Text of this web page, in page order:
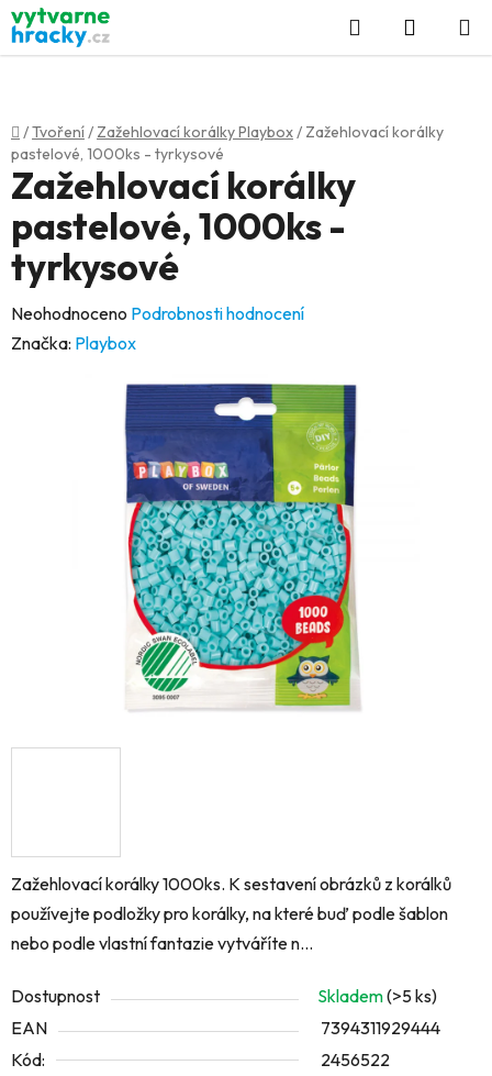
Přejít
na
obsah
Hledat
KOŠÍK
Domů
/Tvoření/ Zažehlovací korálky Playbox/ Zažehlovací korálky
pastelové, 1000ks - tyrkysové
Zažehlovací korálky 1000ks. K sestavení obrázků z korálků
používejte podložky pro korálky, na které buď podle šablon
nebo podle vlastní fantazie vytváříte n...
Dostupnost Skladem(>5 ks)
EAN
7394311929444
Kód:
2456522
Zažehlovací korálky
pastelové, 1000ks -
tyrkysové
Průměrné
hodnocení
Neohodnoceno Podrobnosti hodnocení
Značka: Playbox